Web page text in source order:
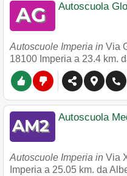
Autoscuola
Autoscuole Imperia in Via
18100 Imperia a 23.4 km.
Autoscuola
Autoscuole Imperia in Via
Imperia a 25.05 km. da